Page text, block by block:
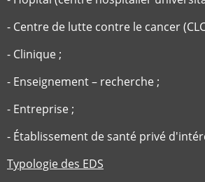
- Centre de lutte contre le cancer
- Clinique ;
- Enseignement – recherche ;
- Entreprise ;
- Établissement de santé privé
Typologie des EDS